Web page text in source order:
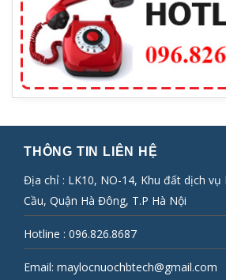
THÔNG TIN LIÊN HỆ
Địa chỉ : LK10, NO-14, Khu đất dịch vụ
Cầu, Quận Hà Đông, T.P Hà Nội
Hotline : 096.826.8687
Email: maylocnuochbtech@gmail.com